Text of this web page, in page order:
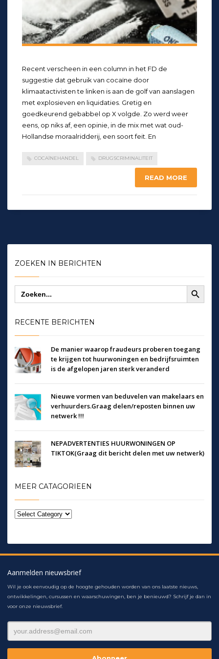
Recent verscheen in een column in het FD de
suggestie dat gebruik van cocaïne door
klimaatactivisten te linken is aan de golf van aanslagen
met explosieven en liquidaties. Gretig en
goedkeurend gebabbel op X volgde. Zo werd weer
eens, op niks af, een opinie, in de mix met wat oud-
Hollandse moraalridderij, een soort feit. En
COCAÏNEHANDEL DRUGSCRIMINALITEIT
READ MORE
ZOEKEN IN BERICHTEN
Zoek
naar:
Zoekknop
RECENTE BERICHTEN
De manier waarop fraudeurs proberen toegang
te krijgen tot huurwoningen en bedrijfsruimten
is de afgelopen jaren sterk veranderd
Nieuwe vormen van beduvelen van makelaars en
verhuurders.Graag delen/reposten binnen uw
netwerk !!!
NEPADVERTENTIES HUURWONINGEN OP
TIKTOK(Graag dit bericht delen met uw netwerk)
MEER CATAGORIEEN
Aanmelden nieuwsbrief
Wil je ook eenvoudig op de hoogte gehouden worden van ons laatste nieuws,
ontwikkelingen, cursussen en waarschuwingen, ben je benieuwd? Schrijf je dan in
voor onze nieuwsbrief.